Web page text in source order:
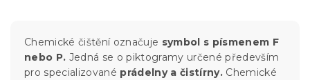
Chemické čištění označuje symbol s písmenem F
nebo P. Jedná se o piktogramy určené především
pro specializované prádelny a čistírny. Chemické